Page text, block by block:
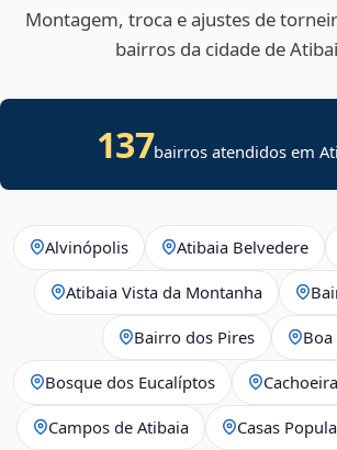
Montagem, troca e ajustes de
bairros da cidade de
137bairros atendidos em
Alvinópolis Atibaia Belvedere
Atibaia Vista da Montanha
Bairro dos Pires Boa
Bosque dos Eucalíptos Cachoeira
Campos de Atibaia Casas